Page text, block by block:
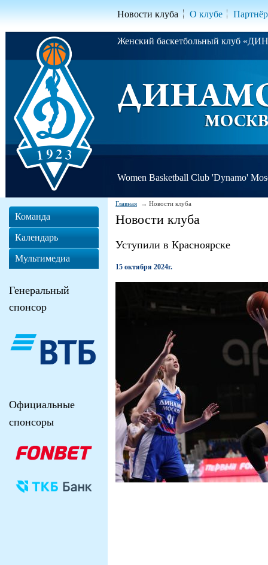
Новости клуба О клубе
Женский баскетбольный клуб
Women Basketball Club 'Dynamo'
Главная Новости клуба
Новости клуба
Уступили в Красноярске
15 октября 2024г.
Команда
Календарь
Мультимедиа
Генеральный
спонсор
Официальные
спонсоры